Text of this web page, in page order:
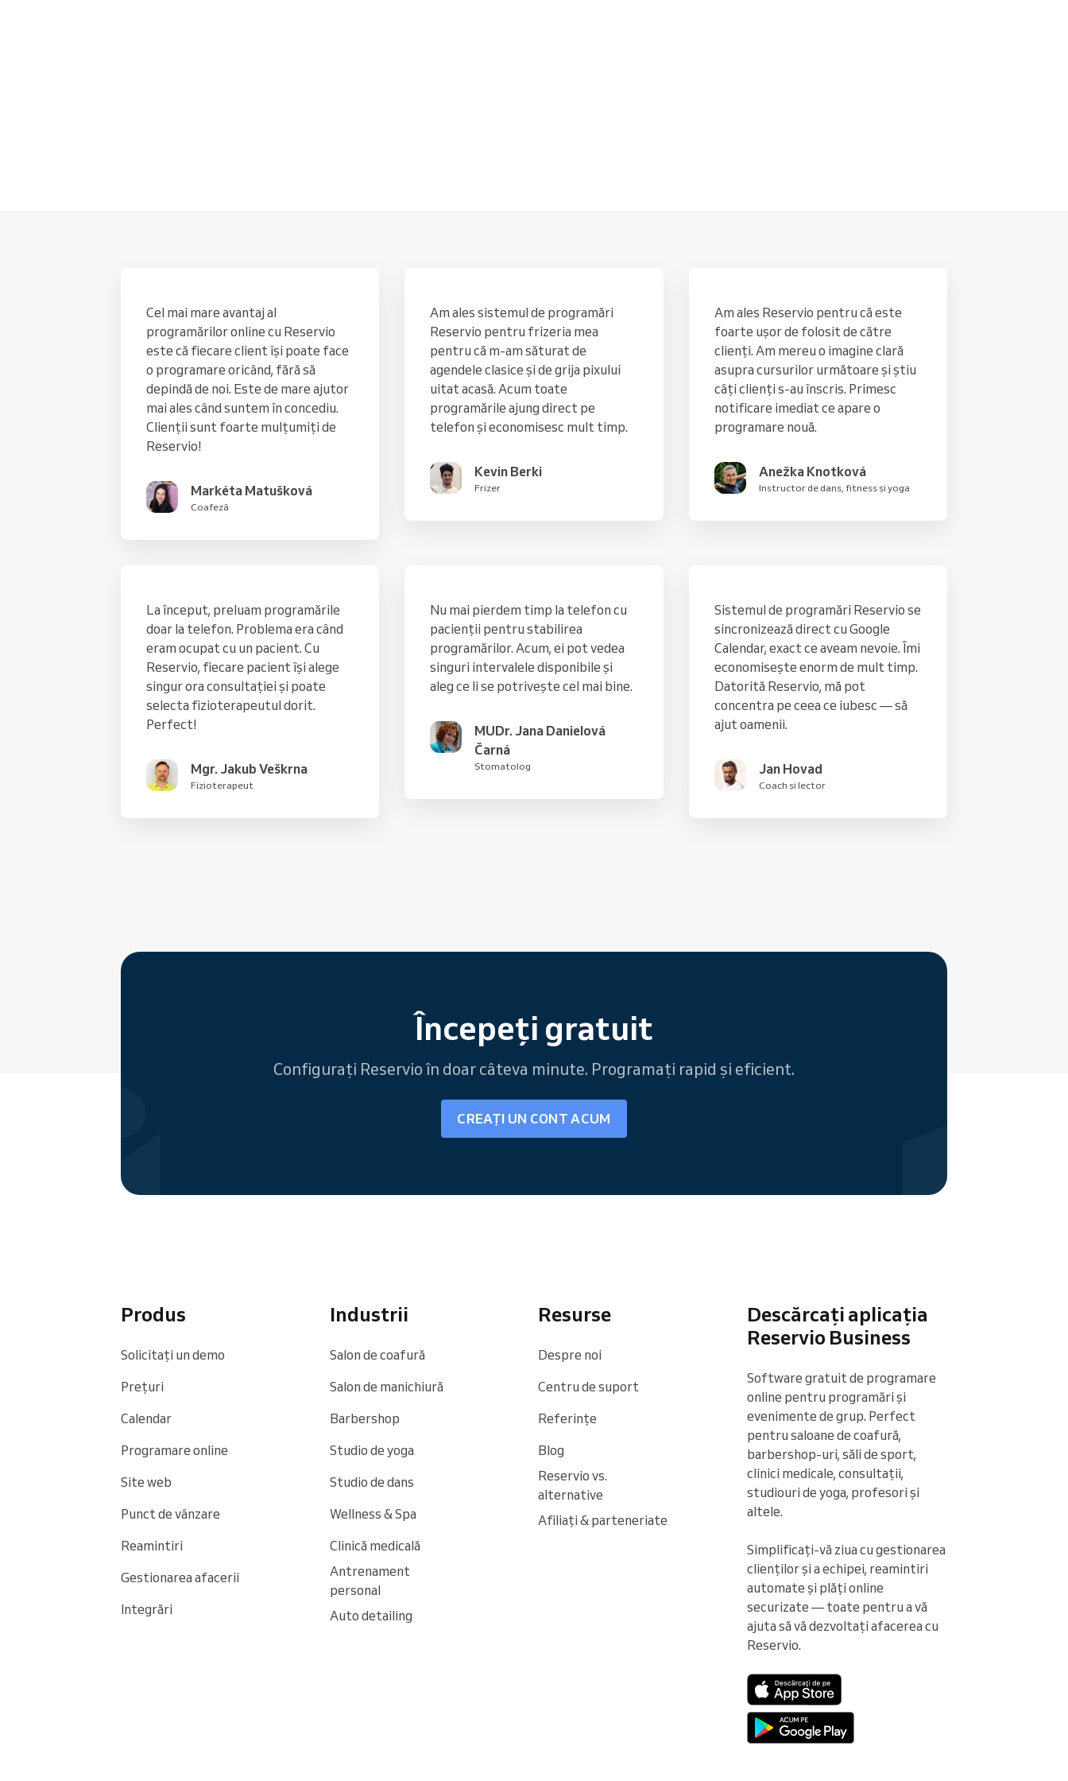
Cel mai mare avantaj al
programărilor online cu Reservio
este că fiecare client își poate face
o programare oricând, fără să
depindă de noi. Este de mare ajutor
mai ales când suntem în concediu.
Clienții sunt foarte mulțumiți de
Reservio!
Markéta Matušková
Coafeză
Am ales sistemul de programări
Reservio pentru frizeria mea
pentru că m-am săturat de
agendele clasice și de grija pixului
uitat acasă. Acum toate
programările ajung direct pe
telefon și economisesc mult timp.
Kevin Berki
Frizer
Am ales Reservio pentru că este
foarte ușor de folosit de către
clienți. Am mereu o imagine clară
asupra cursurilor următoare și știu
câți clienți s-au înscris. Primesc
notificare imediat ce apare o
programare nouă.
Anežka Knotková
Instructor de dans, fitness și yoga
La început, preluam programările
doar la telefon. Problema era când
eram ocupat cu un pacient. Cu
Reservio, fiecare pacient își alege
singur ora consultației și poate
selecta fizioterapeutul dorit.
Perfect!
Mgr. Jakub Veškrna
Fizioterapeut
Nu mai pierdem timp la telefon cu
pacienții pentru stabilirea
programărilor. Acum, ei pot vedea
singuri intervalele disponibile și
aleg ce li se potrivește cel mai bine.
MUDr. Jana Danielová
Čarná
Stomatolog
Sistemul de programări Reservio se
sincronizează direct cu Google
Calendar, exact ce aveam nevoie. Îmi
economisește enorm de mult timp.
Datorită Reservio, mă pot
concentra pe ceea ce iubesc — să
ajut oamenii.
Jan Hovad
Coach și lector
Începeți gratuit
Configurați Reservio în doar câteva minute. Programați rapid și eficient.
CREAȚI UN CONT ACUM
Produs
Solicitați un demo
Prețuri
Calendar
Programare online
Site web
Punct de vânzare
Reamintiri
Gestionarea afacerii
Integrări
Industrii
Salon de coafură
Salon de manichiură
Barbershop
Studio de yoga
Studio de dans
Wellness & Spa
Clinică medicală
Antrenament
personal
Auto detailing
Resurse
Despre noi
Centru de suport
Referințe
Blog
Reservio vs.
alternative
Afiliați & parteneriate
Descărcați aplicația
Reservio Business
Software gratuit de programare
online pentru programări și
evenimente de grup. Perfect
pentru saloane de coafură,
barbershop-uri, săli de sport,
clinici medicale, consultații,
studiouri de yoga, profesori și
altele.
Simplificați-vă ziua cu gestionarea
clienților și a echipei, reamintiri
automate și plăți online
securizate — toate pentru a vă
ajuta să vă dezvoltați afacerea cu
Reservio.